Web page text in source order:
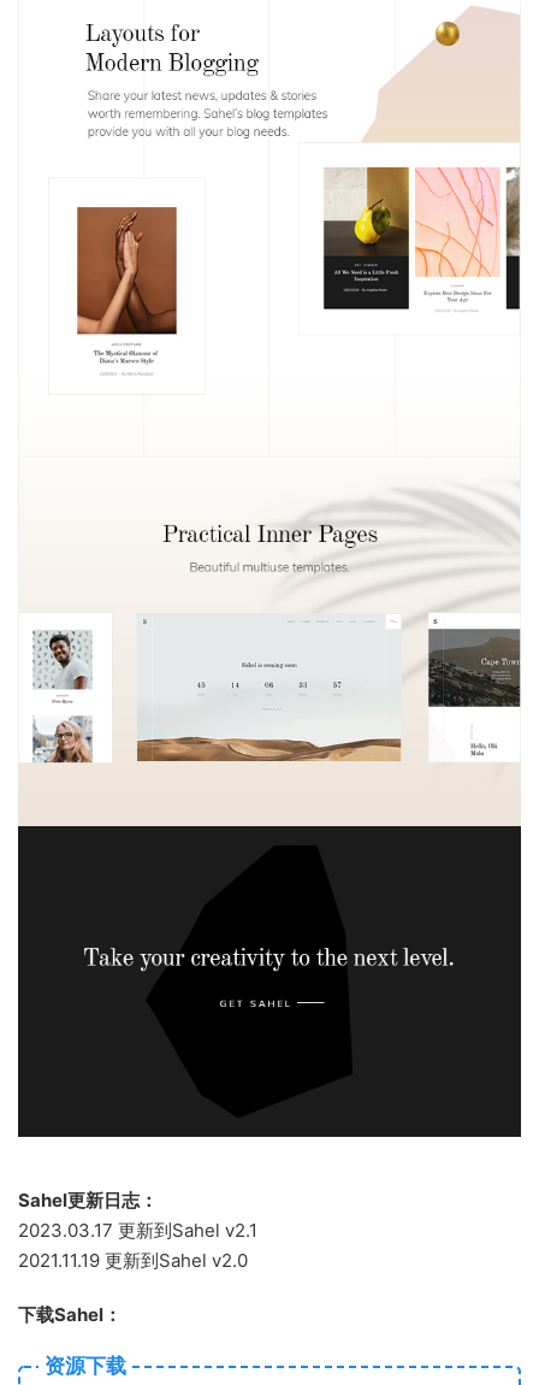
Sahel更新日志：
2023.03.17 更新到Sahel v2.1
2021.11.19 更新到Sahel v2.0
下载Sahel：
资源下载